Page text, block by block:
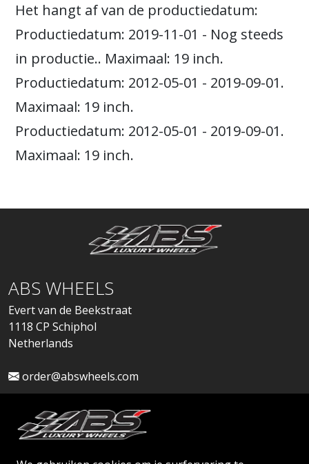
Het hangt af van de productiedatum:
Productiedatum: 2019-11-01 - Nog steeds
in productie.. Maximaal: 19 inch.
Productiedatum: 2012-05-01 - 2019-09-01.
Maximaal: 19 inch.
Productiedatum: 2012-05-01 - 2019-09-01.
Maximaal: 19 inch.
ABS WHEELS
Evert van de Beekstraat
1118 CP Schiphol
Netherlands
order@abswheels.com